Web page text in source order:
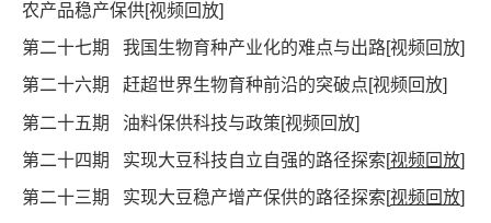
农产品稳产保供[视频回放]
第二十七期 我国生物育种产业化的难点与出路[视频回放]
第二十六期 赶超世界生物育种前沿的突破点[ 视频回放
第二十五期 油料保供科技与政策[视频回放]
第二十四期 实现大豆科技自立自强的路径探索[视频回放]
第二十三期 实现大豆稳产增产保供的路径探索[视频回放]